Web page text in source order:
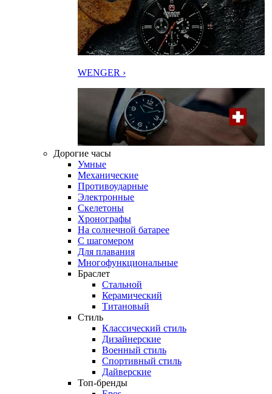
WENGER ›
Дорогие часы
Умные
Механические
Противоударные
Электронные
Скелетоны
Хронографы
На солнечной батарее
С шагомером
Для плавания
Многофункциональные
Браслет
Стальной
Керамический
Титановый
Стиль
Классический стиль
Дизайнерские
Военный стиль
Спортивный стиль
Дайверские
Топ-бренды